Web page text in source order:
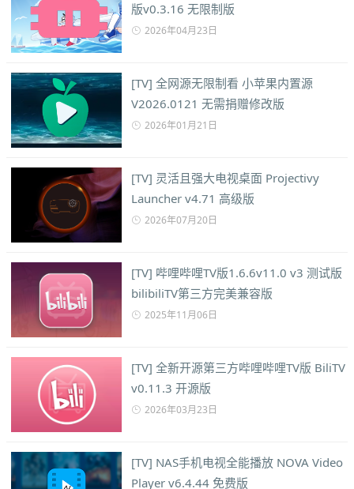
版v0.3.16 无限制版
2026年04月23日
[TV] 全网源无限制看 小苹果内置源
V2026.0121 无需捐赠修改版
2026年01月21日
[TV] 灵活且强大电视桌面 Projectivy
Launcher v4.71 高级版
2026年07月20日
[TV] 哔哩哔哩TV版1.6.6v11.0 v3 测试版
bilibiliTV第三方完美兼容版
2025年11月06日
[TV] 全新开源第三方哔哩哔哩TV版 BiliTV
v0.11.3 开源版
2026年03月23日
[TV] NAS手机电视全能播放 NOVA Video
Player v6.4.44 免费版